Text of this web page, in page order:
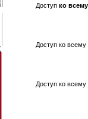
Доступ ко
Доступ ко всему
Доступ ко